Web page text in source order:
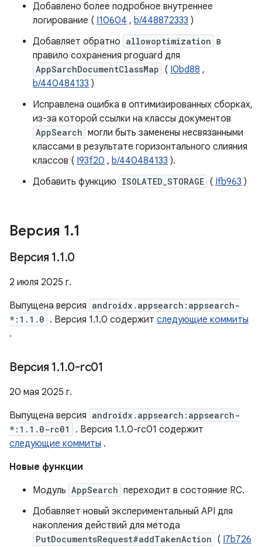
Добавлено более подробное внутреннее
логирование ( I10604 , b/448872333 )
Добавляет обратно allowoptimization в
правило сохранения proguard для
AppSarchDocumentClassMap ( I0bd88 ,
b/440484133 )
Исправлена ​​ошибка в оптимизированных сборках,
из-за которой ссылки на классы документов
AppSearch могли быть заменены несвязанными
классами в результате горизонтального слияния
классов ( I93f20 , b/440484133 ).
Добавить функцию ISOLATED_STORAGE ( Ifb963 )
Версия 1.1
Версия 1.1.0
2 июля 2025 г.
Выпущена версия androidx.appsearch:appsearch-
*:1.1.0 . Версия 1.1.0 содержит следующие коммиты
.
Версия 1.1.0-rc01
20 мая 2025 г.
Выпущена версия androidx.appsearch:appsearch-
*:1.1.0-rc01
. Версия 1.1.0-rc01 содержит
следующие коммиты .
Новые функции
Модуль AppSearch переходит в состояние RC.
Добавляет новый экспериментальный API для
накопления действий для метода
PutDocumentsRequest#addTakenAction ( I7b726